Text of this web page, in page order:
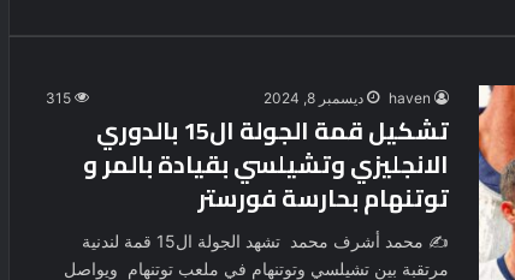
haven ديسمبر 8, 2024 315
تشكيل قمة الجولة ال15 بالدوري
الانجليزي وتشيلسي بقيادة بالمر و
توتنهام بحارسة فورستر
✍️ محمد أشرف محمد تشهد الجولة ال15 قمة لندنية
مرتقبة بين تشيلسي وتوتنهام في ملعب توتنهام ويواصل